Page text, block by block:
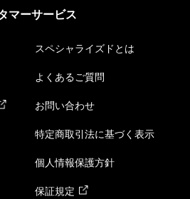
マーサービス
スペシャライズドとは
よくあるご質問
お問い合わせ
特定商取引法に基づく表示
個人情報保護方針
保証規定